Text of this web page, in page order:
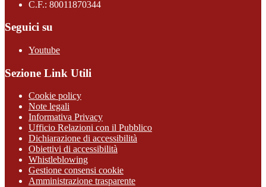
C.F.: 80011870344
Seguici su
Youtube
Sezione Link Utili
Cookie policy
Note legali
Informativa Privacy
Ufficio Relazioni con il Pubblico
Dichiarazione di accessibilità
Obiettivi di accessibilità
Whistleblowing
Gestione consensi cookie
Amministrazione trasparente